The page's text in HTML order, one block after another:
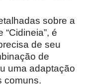
sobre a
é
de seu
de
uma adaptação
comuns.